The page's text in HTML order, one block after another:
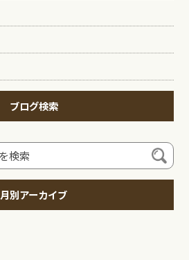
ブログ検索
月別アーカイブ